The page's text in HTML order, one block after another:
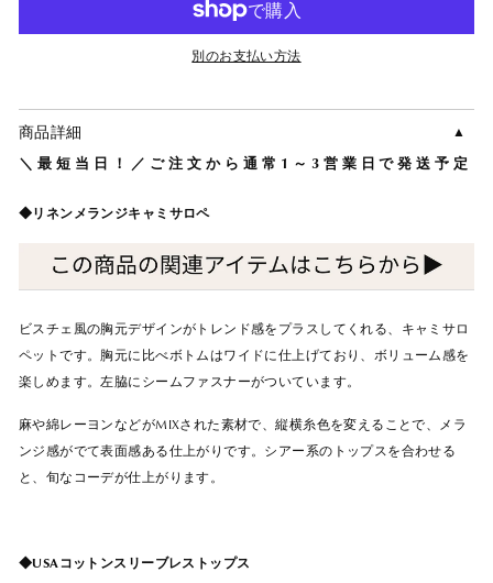
別のお支払い方法
商品詳細
＼最短当日！／ご注文から通常1～3営業日で発送予定
◆リネンメランジキャミサロペ
ビスチェ風の胸元デザインがトレンド感をプラスしてくれる、キャミサロ
ペットです。胸元に比べボトムはワイドに仕上げており、ボリューム感を
楽しめます。左脇にシームファスナーがついています。
麻や綿レーヨンなどがMIXされた素材で、縦横糸色を変えることで、メラ
ンジ感がでて表面感ある仕上がりです。シアー系のトップスを合わせる
と、旬なコーデが仕上がります。
◆USAコットンスリーブレストップス